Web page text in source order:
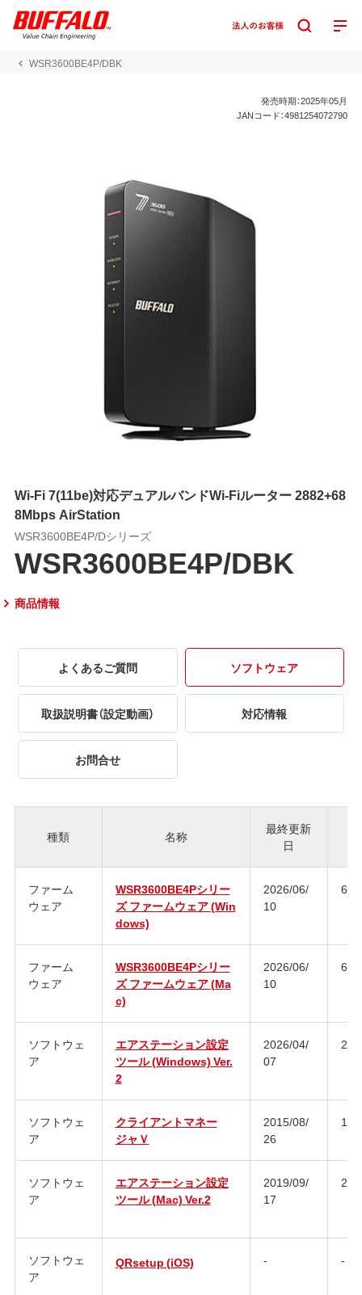
WSR3600BE4P/DBK
発売時期：2025年05月
JANコード：4981254072790
Wi-Fi 7(11be)対応デュアルバンドWi-Fiルーター 2882+68
8Mbps AirStation
WSR3600BE4P/Dシリーズ
WSR3600BE4P/DBK
商品情報
よくあるご質問 ソフトウェア
取扱説明書（設定動画） 対応情報
お問合せ
種類 名称
最終更新
日
ジ
ファーム
ウェア
WSR3600BE4Pシリー
ズ ファームウェア (Win
dows)
2026/06/
10
ファーム
ウェア
WSR3600BE4Pシリー
ズ ファームウェア (Ma
c)
2026/06/
10
ソフトウェ
ア
エアステーション設定
ツール (Windows) Ver.
2
2026/04/
07
ソフトウェ
ア
クライアントマネー
ジャＶ
2015/08/
26
ソフトウェ
ア
エアステーション設定
ツール (Mac) Ver.2
2019/09/
17
ソフトウェ
ア
QRsetup (iOS) - -